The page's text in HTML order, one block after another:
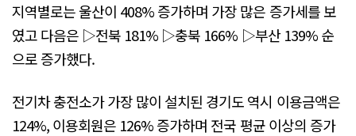
지역별로는 울산이 408% 증가하며 가장 많은 증가세를 보
였고 다음은 ▷전북 181% ▷충북 166% ▷부산 139% 순
으로 증가했다.
전기차 충전소가 가장 많이 설치된 경기도 역시 이용금액은
124%, 이용회원은 126% 증가하며 전국 평균 이상의 증가